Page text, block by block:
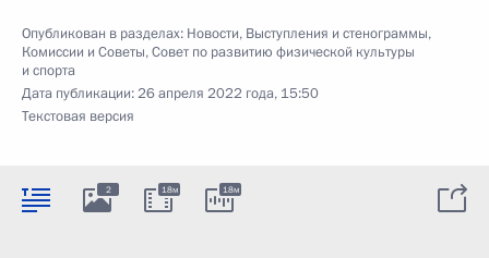
Опубликован в разделах: Новости, Выступления и стенограммы,
Комиссии и Советы,Совет по развитию физической культуры
и спорта
Дата публикации:26 апреля 2022 года, 15:50
Текстовая версия
2 18м 18м